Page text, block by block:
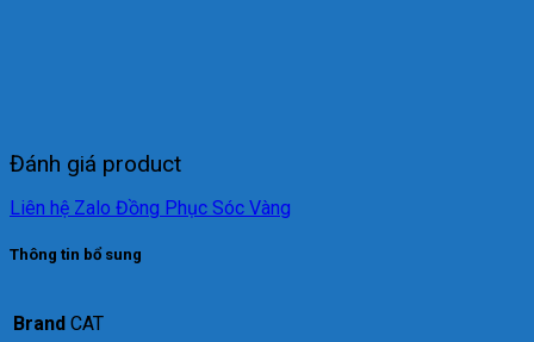
Đánh giá product
Liên hệ Zalo Đồng Phục Sóc Vàng
Thông tin bổ sung
Brand CAT